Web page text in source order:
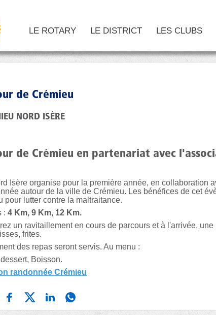
LE ROTARY LE DISTRICT LES CLUBS
de Crémieu
NORD ISÈRE
de Crémieu en partenariat avec
Isère organise pour la première année, en collaboration
autour de la ville de Crémieu. Les bénéfices de cet
pour lutter contre la maltraitance.
: 4 Km, 9 Km, 12 Km.
un ravitaillement en cours de parcours et à l'arrivée,
frites.
des repas seront servis. Au menu :
Boisson.
randonnée Crémieu